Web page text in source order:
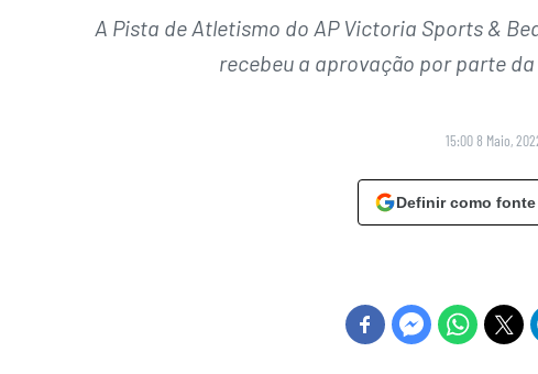
A Pista de Atletismo do AP Victoria Sports &
recebeu a aprovação por parte
15:00 8 Maio,
Definir como